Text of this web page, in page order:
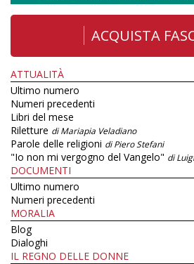
ACQUISTA
ATTUALITÀ
Ultimo numero
Numeri precedenti
Libri del mese
Riletture di Mariapia Veladiano
Parole delle religioni di Piero Stefani
"Io non mi vergogno del Vangelo" di
DOCUMENTI
Ultimo numero
Numeri precedenti
MORALIA
Blog
Dialoghi
IL REGNO DELLE DONNE